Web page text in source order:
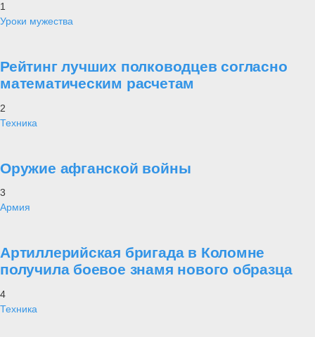
1
Уроки мужества
Рейтинг лучших полководцев согласно
математическим расчетам
2
Техника
Оружие афганской войны
3
Армия
Артиллерийская бригада в Коломне
получила боевое знамя нового образца
4
Техника